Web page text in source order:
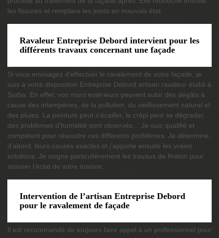
les fissures et remplace les joints en mauvais état.
Ravaleur Entreprise Debord intervient pour les
différents travaux concernant une façade
Si vous envisagez d’effectuer le ravalement de votre façade, je
suis à votre disposition Entreprise Debord artisan ravaleur établi à
Surba. En effet, vos murs extérieurs peuvent subir des dégâts à
cause des intempéries, de la pollution, du vieillissement naturel et
des pluies. La peinture peut s’écailler, le crépi peut se dégrader,
des problèmes d’humidité sont observés… Je suis qualifié et
compétent pour résoudre ces différents problèmes. Je détermine,
d’abord, leurs causes exactes et j’apporte ensuite les vraies
solutions. Je soigne particulièrement les travaux de finition pour
assurer l’éclat de votre maison.
Intervention de l’artisan Entreprise Debord
pour le ravalement de façade
Il est recommandé de toujours faire appel à un professionnel pour